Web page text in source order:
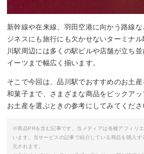
新幹線や在来線、羽田空港に向かう路線
ジネスにも旅行にも欠かせないターミナ
川駅周辺には多くの駅ビルや店舗が立ち
イーツまで幅広く揃います。
そこで今回は、品川駅でおすすめのお土
和菓子まで、さまざまな商品をピックア
お土産を選ぶときの参考にしてみてくださ
※商品PRを含む記事です。当メディアは各種アフィリ
います。当サービスの記事で紹介している商品を購入
元されます。